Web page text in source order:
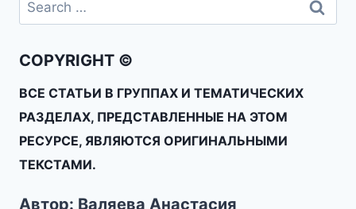
COPYRIGHT ©
ВСЕ СТАТЬИ В ГРУППАХ И ТЕМАТИЧЕСКИХ
РАЗДЕЛАХ, ПРЕДСТАВЛЕННЫЕ НА ЭТОМ
РЕСУРСЕ, ЯВЛЯЮТСЯ ОРИГИНАЛЬНЫМИ
ТЕКСТАМИ.
Автор: Валяева Анастасия